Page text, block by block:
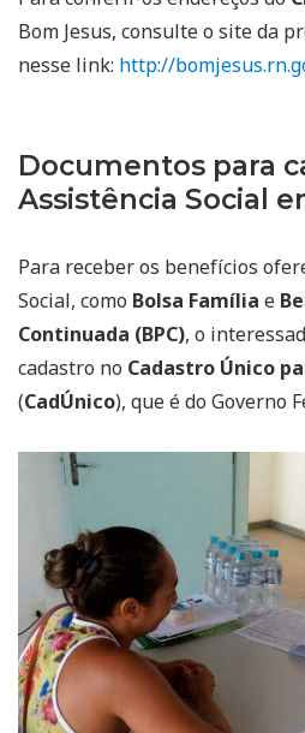
Bom Jesus, consulte o site da
nesse link: http://
Documentos para
Assistência Social
Para receber os benefícios
Social, como Bolsa Família e
Continuada (BPC), o
cadastro no Cadastro Único
(CadÚnico), que é do Governo